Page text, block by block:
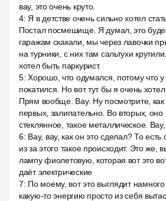
вау, это очень круто.
4: Я в детстве очень сильно хотел
Постал посмешище. Я думал, это
гаражам скакали, мы через лавочки
на турники, с них там сальтухи
хотел быть паркурист.
5:Хорошо, что одумался, потому что у
покатился. Но вот тут бы я очень
Прям вообще. Вау. Ну посмотрите, как
первых, залипательно. Во вторых, оно
стеклянное, такое металлическое.
6: Вау, вау, как он это сделал? То
из за этого такое происходит. Это же,
лампу фиолетовую, которая вот это
даёт электрические
7: По моему, вот это выглядит намного
какую-то энергию просто из себя